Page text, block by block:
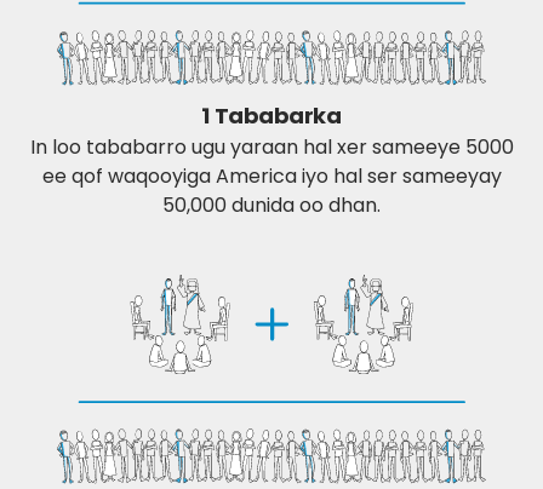
1 Tababarka
In loo tababarro ugu yaraan hal xer sameeye 5000
ee qof waqooyiga America iyo hal ser sameeyay
50,000 dunida oo dhan.